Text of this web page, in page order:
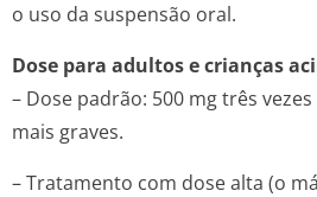
o uso da suspensão oral.
Dose para adultos e crianças
– Dose padrão: 500 mg três
mais graves.
– Tratamento com dose alta (o